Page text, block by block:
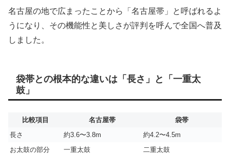
名古屋の地で広まったことから「名古屋帯」と呼ばれるよ
うになり、その機能性と美しさが評判を呼んで全国へ普及
しました。
袋帯との根本的な違いは「長さ」と「一重太
鼓」
比較項目 名古屋帯
袋帯
長さ
約3.6〜3.8m
約4.2〜4.5m
お太鼓の部分
一重太鼓
二重太鼓